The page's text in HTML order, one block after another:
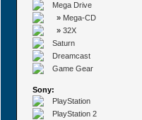
Mega Drive
» Mega-CD
» 32X
Saturn
Dreamcast
Game Gear
Sony:
PlayStation
PlayStation 2